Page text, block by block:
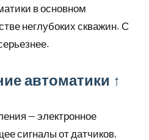
в основном
неглубоких скважин. С
автоматики ↑
— электронное
сигналы от датчиков,